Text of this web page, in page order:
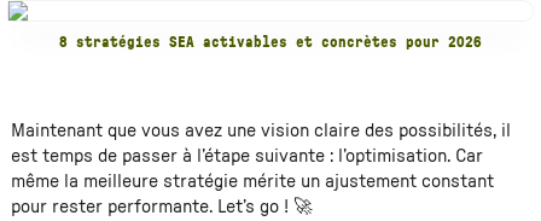
8 stratégies SEA activables et concrètes pour 2026
Maintenant que vous avez une vision claire des possibilités, il
est temps de passer à l’étape suivante : l’optimisation. Car
même la meilleure stratégie mérite un ajustement constant
pour rester performante. Let’s go ! 🚀